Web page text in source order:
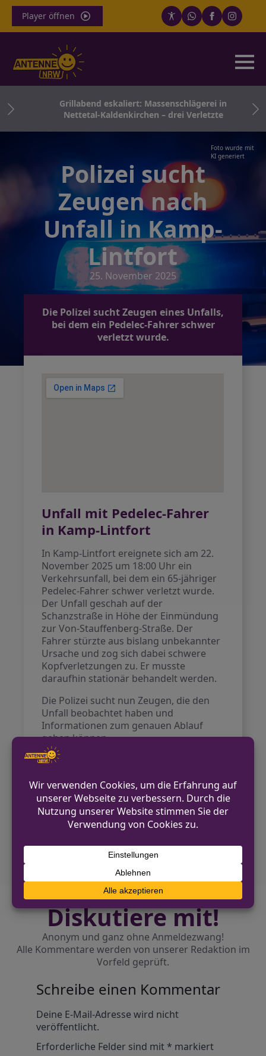
Player öffnen
Grillabend eskaliert: Massenschlägerei in
Nettetal-Kaldenkirchen – drei Verletzte
Foto wurde mit
KI generiert
Polizei sucht
Zeugen nach
Unfall in Kamp-
Lintfort
25. November 2025
Die Polizei sucht Zeugen eines Unfalls,
bei dem ein Pedelec-Fahrer schwer
verletzt wurde.
Unfall mit Pedelec-Fahrer
in Kamp-Lintfort
In Kamp-Lintfort ereignete sich am 22.
November 2025 um 18:00 Uhr ein
Verkehrsunfall, bei dem ein 65-jähriger
Pedelec-Fahrer schwer verletzt wurde.
Der Unfall geschah auf der
Schanzstraße in Höhe der Einmündung
zur Von-Stauffenberg-Straße. Der
Fahrer stürzte aus bislang unbekannter
Ursache und zog sich dabei schwere
Kopfverletzungen zu. Er musste
daraufhin stationär behandelt werden.
Die Polizei sucht nun Zeugen, die den
Unfall beobachtet haben und
Informationen zum genauen Ablauf
geben können.
VORHERIGER BEITRAG
Fußgänger bei Verkehrsunfall in Beckum
schwer verletzt
NÄCHSTER BEITRAG
Fußgängerin in Ratingen schwer verletzt
Diskutiere mit!
Anonym und ganz ohne Anmeldezwang!
Alle Kommentare werden von unserer Redaktion im
Vorfeld geprüft.
Schreibe einen Kommentar
Deine E-Mail-Adresse wird nicht
veröffentlicht.
Erforderliche Felder sind mit * markiert